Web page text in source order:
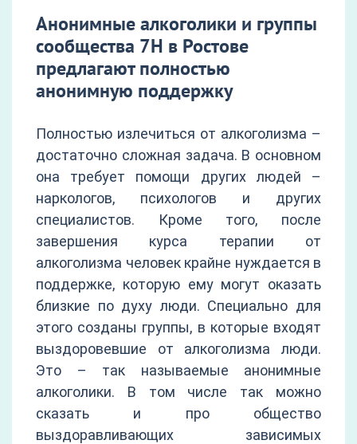
Анонимные алкоголики и группы
сообщества 7Н в Ростове
предлагают полностью
анонимную поддержку
Полностью излечиться от алкоголизма –
достаточно сложная задача. В основном
она требует помощи других людей –
наркологов, психологов и других
специалистов. Кроме того, после
завершения курса терапии от
алкоголизма человек крайне нуждается в
поддержке, которую ему могут оказать
близкие по духу люди. Специально для
этого созданы группы, в которые входят
выздоровевшие от алкоголизма люди.
Это – так называемые анонимные
алкоголики. В том числе так можно
сказать и про общество
выздоравливающих зависимых